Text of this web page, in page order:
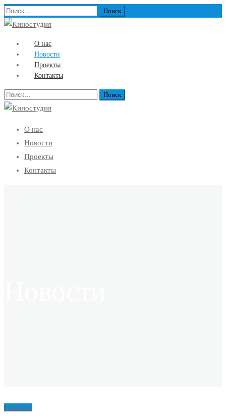
Найти:
О нас
Новости
Проекты
Контакты
Найти:
О нас
Новости
Проекты
Контакты
Новости